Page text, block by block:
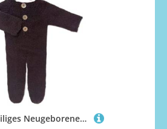
YIZITU 2-teiliges Neugeborenen-Kostüm, Fotografie-Outfit, weicher Stoff, gestrickter Strampler und passende Mütze, Requisiten-Set für Baby-Fotoshootings, bequemes Baby-Kostüm